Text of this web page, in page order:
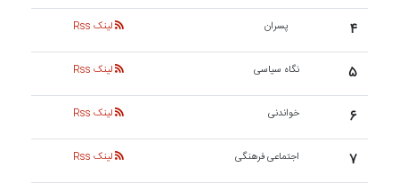
۴ پسران لینک Rss
۵ نگاه سیاسی لینک Rss
۶ خواندنی لینک Rss
۷ اجتماعی فرهنگی لینک Rss